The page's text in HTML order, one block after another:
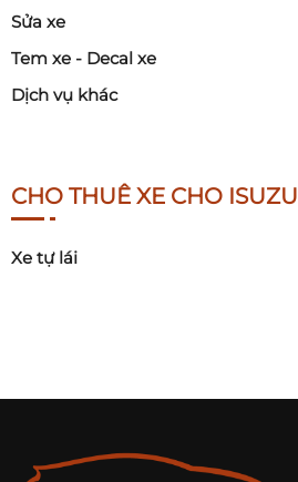
Sửa xe
Tem xe - Decal xe
Dịch vụ khác
CHO THUÊ XE CHO ISUZU
Xe tự lái